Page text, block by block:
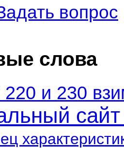
вопрос
слова
220 и 230
сайт